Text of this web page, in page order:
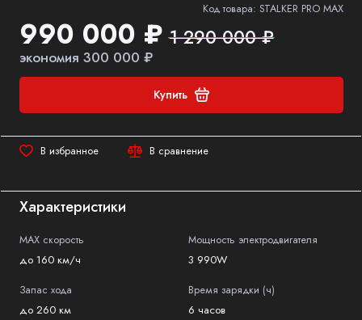
Код товара: STALKER PRO MAX
990 000 ₽ 1 290 000 ₽
экономия 300 000 ₽
Купить
В избранное В сравнение
Характеристики
MAX скорость
до 160 км/ч
Мощность электродвигателя
3 990W
Запас хода
до 260 км
Время зарядки (ч)
6 часов